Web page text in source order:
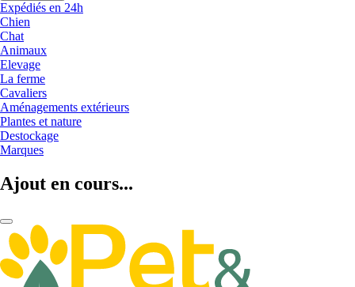
Expédiés en 24h
Chien
Chat
Animaux
Elevage
La ferme
Cavaliers
Aménagements extérieurs
Plantes et nature
Destockage
Marques
Ajout en cours...